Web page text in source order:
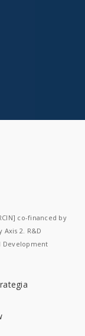
co-financed by
2. R&D
Development